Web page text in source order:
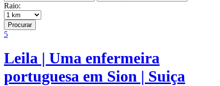
Raio:
Procurar
5
Leila | Uma enfermeira
portuguesa em Sion | Suiça